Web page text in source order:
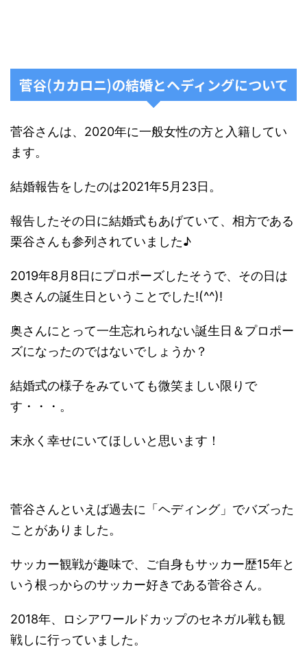
菅谷(カカロニ)の結婚とヘディングについて
菅谷さんは、2020年に一般女性の方と入籍してい
ます。
結婚報告をしたのは2021年5月23日。
報告したその日に結婚式もあげていて、相方である
栗谷さんも参列されていました♪
2019年8月8日にプロポーズしたそうで、その日は
奥さんの誕生日ということでした!(^^)!
奥さんにとって一生忘れられない誕生日＆プロポー
ズになったのではないでしょうか？
結婚式の様子をみていても微笑ましい限りで
す・・・。
末永く幸せにいてほしいと思います！
菅谷さんといえば過去に「ヘディング」でバズった
ことがありました。
サッカー観戦が趣味で、ご自身もサッカー歴15年と
いう根っからのサッカー好きである菅谷さん。
2018年、ロシアワールドカップのセネガル戦も観
戦しに行っていました。